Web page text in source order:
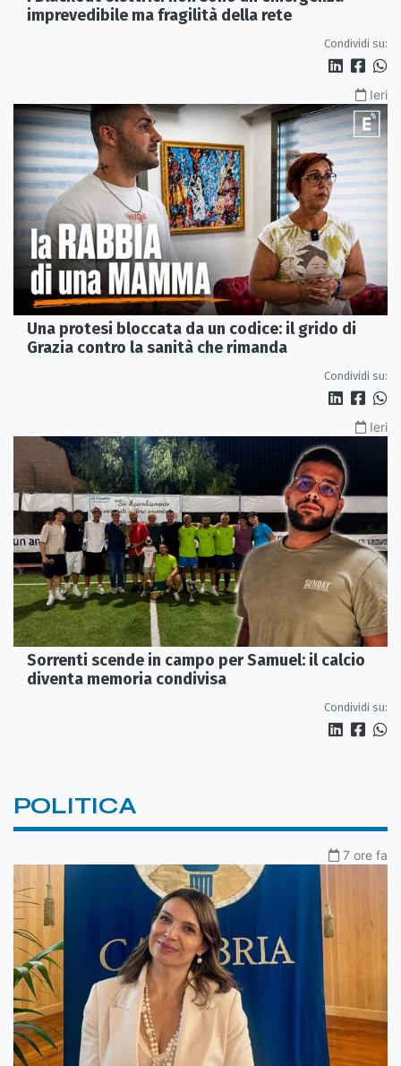
imprevedibile ma fragilità della rete
Condividi su:
Ieri
Una protesi bloccata da un codice: il grido di
Grazia contro la sanità che rimanda
Condividi su:
Ieri
Sorrenti scende in campo per Samuel: il calcio
diventa memoria condivisa
Condividi su:
POLITICA
7 ore fa